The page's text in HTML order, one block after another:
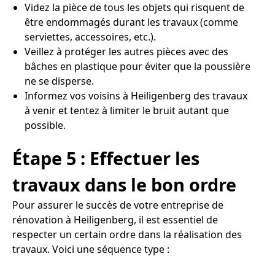
Videz la pièce de tous les objets qui risquent de
être endommagés durant les travaux (comme
serviettes, accessoires, etc.).
Veillez à protéger les autres pièces avec des
bâches en plastique pour éviter que la poussière
ne se disperse.
Informez vos voisins à Heiligenberg des travaux
à venir et tentez à limiter le bruit autant que
possible.
Étape 5 : Effectuer les
travaux dans le bon ordre
Pour assurer le succès de votre entreprise de
rénovation à Heiligenberg, il est essentiel de
respecter un certain ordre dans la réalisation des
travaux. Voici une séquence type :